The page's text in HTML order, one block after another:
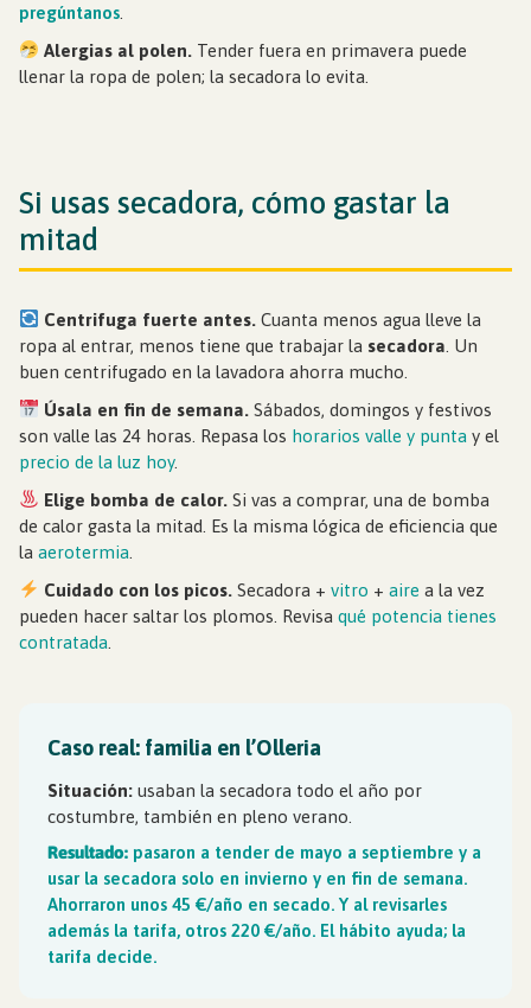
pregúntanos
Alergias al polen. Tender fuera en primavera puede
llenar la ropa de polen; la secadora lo evita.
Si usas secadora, cómo gastar la
mitad
Centrifuga fuerte antes. Cuanta menos agua lleve la
ropa al entrar, menos tiene que trabajar la secadora . Un
buen centrifugado en la lavadora ahorra mucho.
Úsala en fin de semana. Sábados, domingos y festivos
son valle las 24 horas. Repasa los horarios valle y punta y el
precio de la luz hoy.
Elige bomba de calor. Si vas a comprar, una de bomba
de calor gasta la mitad. Es la misma lógica de eficiencia que
la aerotermia
Cuidado con los picos. Secadora +vitro +aire a la vez
pueden hacer saltar los plomos. Revisa qué potencia tienes
contratada
Caso real: familia en l’Olleria
Situación: usaban la secadora todo el año por
costumbre, también en pleno verano.
Resultado: pasaron a tender de mayo a septiembre y a
usar la secadora solo en invierno y en fin de semana.
Ahorraron unos 45 €/año en secado. Y al revisarles
además la tarifa, otros 220 €/año. El hábito ayuda; la
tarifa decide.